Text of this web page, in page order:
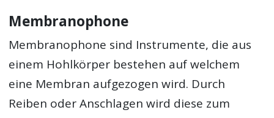
Membranophone
Membranophone sind Instrumente, die aus
einem Hohlkörper bestehen auf welchem
eine Membran aufgezogen wird. Durch
Reiben oder Anschlagen wird diese zum